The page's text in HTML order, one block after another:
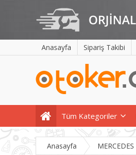
Anasayfa Sipariş Takibi
Tüm Kategoriler
Anasayfa MERCEDES